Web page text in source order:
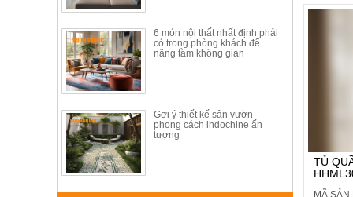
6 món nội thất nhất định phải
có trong phòng khách để
nâng tầm không gian
Gợi ý thiết kế sân vườn
phong cách indochine ấn
tượng
phù hợp
TỦ
MÃ SẢN